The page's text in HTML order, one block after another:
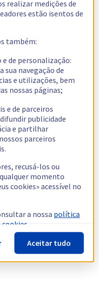
realizar medições de
estão isentos de
também:
de personalização:
navegação de
e utilizações, bem
nossas páginas;
e de parceiros
publicidade
e partilhar
parceiros
recusá-los ou
momento
cookies» acessível no
a nossa política
Aceitar tudo